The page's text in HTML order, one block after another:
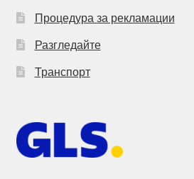
Процедура за рекламации
Разгледайте
Транспорт